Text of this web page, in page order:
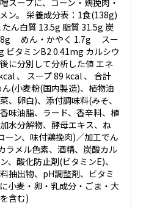
スープに、コーン・鶏挽肉・
ン。 栄養成分表：1食(138g)
ん白質 13.5g 脂質 31.5g 炭
めん・かやく 1.7g スー
ビタミンB2 0.41mg カルシウ
に分別して分析した値 エネ
、 スープ 89 kcal 、 合計
(小麦粉(国内製造)、植物油
、卵白)、添付調味料(みそ、
味油脂、ラード、香辛料、植
水分解物、酵母エキス、ね
ーン、味付鶏挽肉)／加工でん
ラメル色素、酒精、炭酸カル
、酸化防止剤(ビタミンE)、
抽出物、pH調整剤、ビタミ
小麦・卵・乳成分・ごま・大
含む)